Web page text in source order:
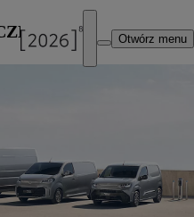
Otwórz menu